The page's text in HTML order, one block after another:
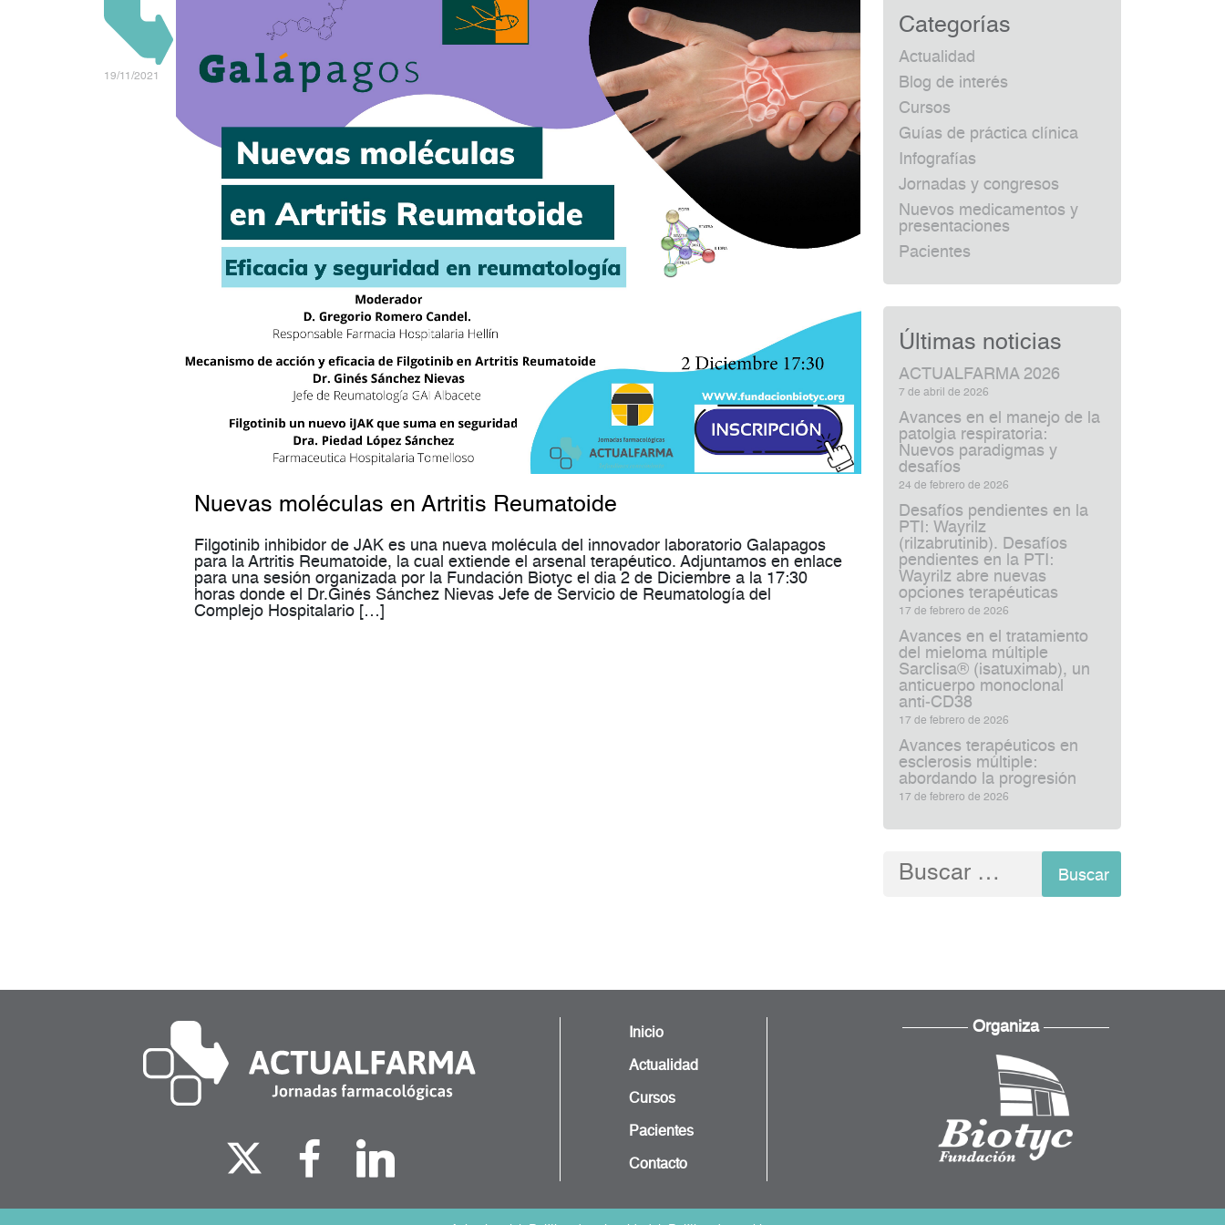
19/11/2021
Nuevas moléculas en Artritis Reumatoide
Filgotinib inhibidor de JAK es una nueva molécula del innovador laboratorio Galapagos
para la Artritis Reumatoide, la cual extiende el arsenal terapéutico. Adjuntamos en enlace
para una sesión organizada por la Fundación Biotyc el dia 2 de Diciembre a la 17:30
horas donde el Dr.Ginés Sánchez Nievas Jefe de Servicio de Reumatología del
Complejo Hospitalario […]
Categorías
Actualidad
Blog de interés
Cursos
Guías de práctica clínica
Infografías
Jornadas y congresos
Nuevos medicamentos y
presentaciones
Pacientes
Últimas noticias
ACTUALFARMA 2026
7 de abril de 2026
Avances en el manejo de la
patolgia respiratoria:
Nuevos paradigmas y
desafíos
24 de febrero de 2026
Desafíos pendientes en la
PTI: Wayrilz
(rilzabrutinib). Desafíos
pendientes en la PTI:
Wayrilz abre nuevas
opciones terapéuticas
17 de febrero de 2026
Avances en el tratamiento
del mieloma múltiple
Sarclisa® (isatuximab), un
anticuerpo monoclonal
anti‑CD38
17 de febrero de 2026
Avances terapéuticos en
esclerosis múltiple:
abordando la progresión
17 de febrero de 2026
Buscar:
Inicio
Actualidad
Cursos
Pacientes
Contacto
Organiza